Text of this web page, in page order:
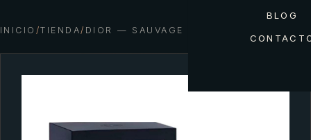
BLOG
INICIO /TIENDA/ DIOR — SAUVAGE ELIXIR DE DIOR MEN